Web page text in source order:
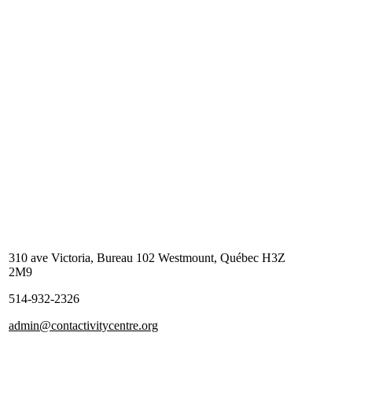
310 ave Victoria, Bureau 102 Westmount, Québec H3Z
2M9
514-932-2326
admin@contactivitycentre.org